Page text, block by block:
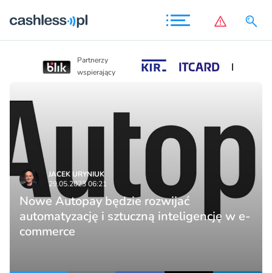
Partnerzy
wspierający
JACEK URYNIUK
29.05.2023 06:21
Nowe Autopay będzie rozwijać
automatyzację i sztuczną inteligencję w e-
commerce